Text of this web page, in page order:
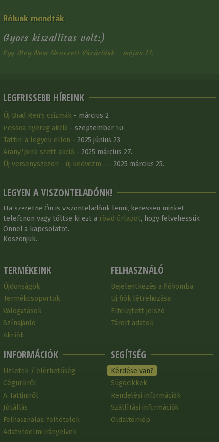
Rólunk mondták
Gyors kiszallitas volt:)
Egy Meg Nem Nevezett Vásárlónk - május 11.
LEGFRISSEBB HÍREINK
Új Brad Ren's csizmák - március 2.
Pessoa nyereg akció - szeptember 10.
Tattini a legyek ellen - 2025 június 23.
Arany/pink szett akció - 2025 március 27.
Új versenyszezon - új kedvezm… - 2025 március 25.
LEGYEN A VISZONTELADÓNK!
Ha szeretne Ön is viszonteladónk lenni, keressen minket
telefonon vagy töltse ki ezt a rövid űrlapot, hogy felvehessük
Önnel a kapcsolatot.
Köszönjük.
TERMÉKEINK
Újdonságok
Termékcsoportok
Válogatások
Színajánló
Akciók
INFORMÁCIÓK
Üzletek / elérhetőség
Cégünkről
A Tattiniről
Jótállás
Felhasználási feltételek
Adatvédelmi irányelvek
FELHASZNÁLÓ
Bejelentkezés a fiókomba
Új fiók létrehozása
Elfelejtett jelszó
Tárolt adatok
SEGÍTSÉG
Kérdése van?
Súgócikkek
Rendelési információk
Szállítási információk
Oldaltérkép